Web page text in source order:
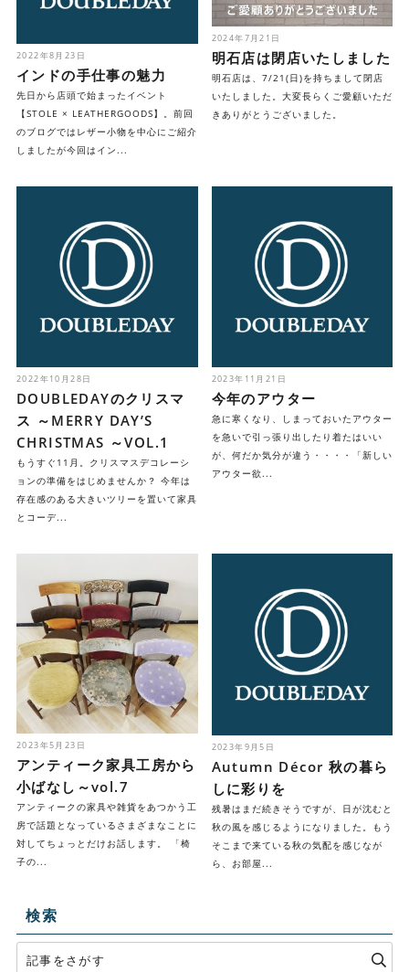
2022年8月23日
インドの手仕事の魅力
先日から店頭で始まったイベント
【STOLE × LEATHERGOODS】。前回
のブログではレザー小物を中心にご紹介
しましたが今回はイン...
2024年7月21日
明石店は閉店いたしました
明石店は、7/21(日)を持ちまして閉店
いたしました。大変長らくご愛顧いただ
きありがとうございました。
2022年10月28日
DOUBLEDAYのクリスマ
ス ～MERRY DAY’S
CHRISTMAS ～VOL.1
もうすぐ11月。クリスマスデコレーシ
ョンの準備をはじめませんか？ 今年は
存在感のある大きいツリーを置いて家具
とコーデ...
2023年11月21日
今年のアウター
急に寒くなり、しまっておいたアウター
を急いで引っ張り出したり着たはいい
が、何だか気分が違う・・・・「新しい
アウター欲...
2023年5月23日
アンティーク家具工房から
小ばなし～vol.7
アンティークの家具や雑貨をあつかう工
房で話題となっているさまざまなことに
対してちょっとだけお話します。 「椅
子の...
2023年9月5日
Autumn Décor 秋の暮ら
しに彩りを
残暑はまだ続きそうですが、日が沈むと
秋の風を感じるようになりました。もう
そこまで来ている秋の気配を感じなが
ら、お部屋...
検索